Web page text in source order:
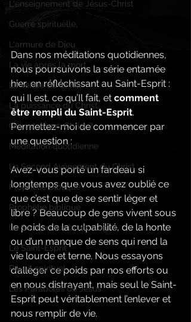
L'enseignement de Jésus-Christ
Guerre spirituelle,
L'armure de Dieu
La vie après la mort
La venue du Christ
La puissance du Christ,
Qui est Jésus-Christ ?
Méditation quotidienne
Le Second Avènement du Christ
Prophétie biblique
Prophétie biblique
Le Sermon sur la montagne
Le Saint-Esprit
Réveil spirituel
Les Paraboles de Jésus
Dans nos méditations quotidiennes,
nous poursuivons la série entamée
hier, en réfléchissant au Saint-Esprit :
qui Il est, ce qu’Il fait, et comment
être rempli du Saint-Esprit.
Permettez-moi de commencer par
une question :
Avez-vous porté un fardeau si
longtemps que vous avez oublié ce
que c’est que de se sentir léger et
libre ? Beaucoup de gens vivent sous
le poids de la culpabilité, de la honte
ou d’un manque de sens qui rend la
vie lourde et terne. Nous essayons
d’alléger ce poids par nos efforts ou
en nous distrayant, mais seul le Saint-
Esprit peut véritablement l’enlever et
nous remplir de vie.